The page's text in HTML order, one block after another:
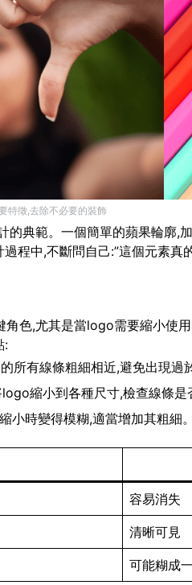
特徵,去除不必要的裝飾
的典範。一個簡單的蘋果輪廓,
程中,不斷問自己:”這個元素
色,尤其是當logo需要縮小使
:
所有線條粗細相近,避免出現過
縮小到各種尺寸,檢查線條是
小時變得模糊,適當增加其粗細。
容易消失
清晰可見
可能糊成